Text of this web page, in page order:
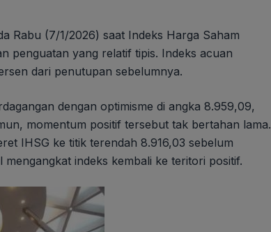
Rabu (7/1/2026) saat Indeks Harga Saham
penguatan yang relatif tipis. Indeks acuan
dari penutupan sebelumnya.
dengan optimisme di angka 8.959,09,
momentum positif tersebut tak bertahan lama.
IHSG ke titik terendah 8.916,03 sebelum
indeks kembali ke teritori positif.